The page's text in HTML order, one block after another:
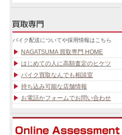
バイク配送についてや採用情報はこちら
NAGATSUMA 買取専門 HOME
はじめての人に高額査定のヒケツ
バイク買取なんでも相談室
持ち込み可能な店舗情報
お電話かフォームでお問い合わせ